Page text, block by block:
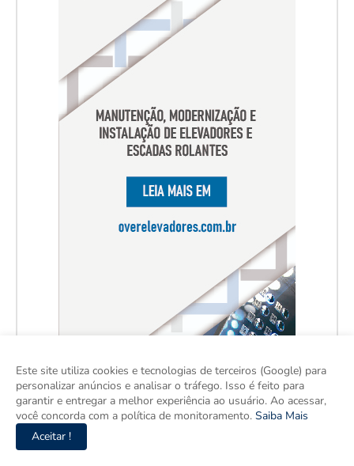
Este site utiliza cookies e tecnologias de terceiros (Google) para
personalizar anúncios e analisar o tráfego. Isso é feito para
garantir e entregar a melhor experiência ao usuário. Ao acessar,
você concorda com a política de monitoramento. Saiba Mais
Aceitar !